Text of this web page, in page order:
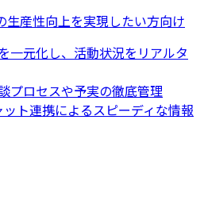
産性向上を実現したい方向け
一元化し、活動状況をリアルタ
プロセスや予実の徹底管理
ト連携によるスピーディな情報